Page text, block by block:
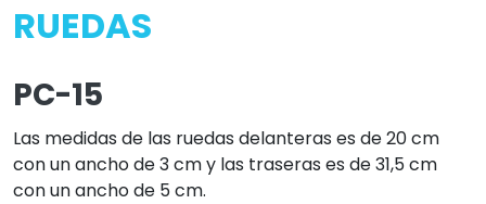
RUEDAS
PC-15
Las medidas de las ruedas delanteras es de 20 cm
con un ancho de 3 cm y las traseras es de 31,5 cm
con un ancho de 5 cm.